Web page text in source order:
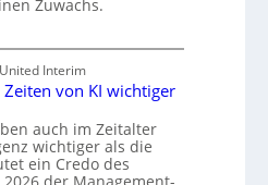
Zuwachs.
Interim
von KI wichtiger
auch im Zeitalter
wichtiger als die
ein Credo des